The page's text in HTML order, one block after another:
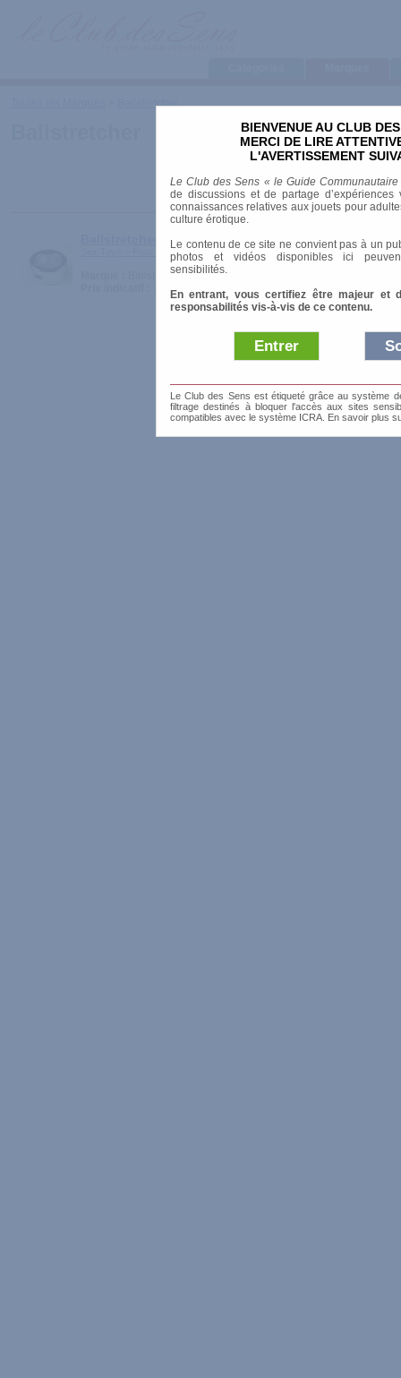
BIENVENUE AU CLUB
MERCI DE LIRE
L'AVERTISSEMENT
Le Club des Sens « le Guide
de discussions et de partage
connaissances relatives aux jouets pour
culture érotique.
Le contenu de ce site ne convient pas à un
photos et vidéos disponibles ici
sensibilités.
En entrant, vous certifiez être majeur et
responsabilités vis-à-vis de ce contenu.
Entrer
Le Club des Sens est étiqueté grâce au système
filtrage destinés à bloquer l'accès aux sites
compatibles avec le système ICRA. En savoir plus
Ballstretcher
Ballstretcher lourd
Sex Toys > Pour homme > Cockrings
Ballstretcher
70.00 €